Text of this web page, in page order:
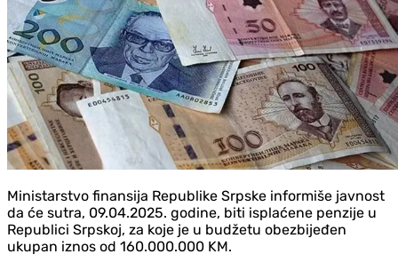
Ministarstvo finansija Republike Srpske informiše javnost
da će sutra, 09.04.2025. godine, biti isplaćene penzije u
Republici Srpskoj, za koje je u budžetu obezbijeđen
ukupan iznos od 160.000.000 KM.